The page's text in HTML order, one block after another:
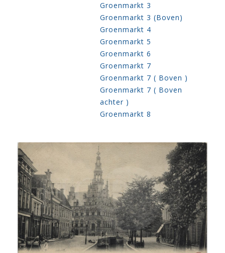
Groenmarkt 3
Groenmarkt 3 (Boven)
Groenmarkt 4
Groenmarkt 5
Groenmarkt 6
Groenmarkt 7
Groenmarkt 7 ( Boven )
Groenmarkt 7 ( Boven
achter )
Groenmarkt 8